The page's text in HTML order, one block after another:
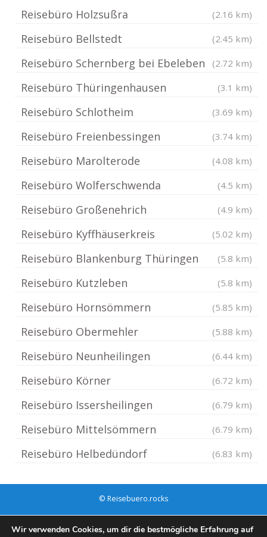
Reisebüro Holzsußra (2.16 km)
Reisebüro Bellstedt (2.45 km)
Reisebüro Schernberg bei Ebeleben (2.72 km)
Reisebüro Thüringenhausen (3.1 km)
Reisebüro Schlotheim (3.69 km)
Reisebüro Freienbessingen (3.74 km)
Reisebüro Marolterode (4.08 km)
Reisebüro Wolferschwenda (4.5 km)
Reisebüro Großenehrich (4.9 km)
Reisebüro Kyffhäuserkreis (5.02 km)
Reisebüro Blankenburg Thüringen (5.8 km)
Reisebüro Kutzleben (5.8 km)
Reisebüro Hornsömmern (5.85 km)
Reisebüro Obermehler (5.88 km)
Reisebüro Neunheilingen (6.44 km)
Reisebüro Körner (6.72 km)
Reisebüro Issersheilingen (6.79 km)
Reisebüro Mittelsömmern (6.79 km)
Reisebüro Helbedündorf (6.83 km)
© Reisebuero.rocks
Wir verwenden Cookies, um dir die bestmögliche Erfahrung auf